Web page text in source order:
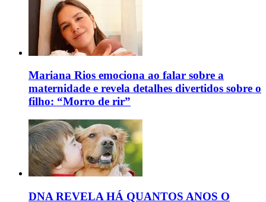
Mariana Rios emociona ao falar sobre a
maternidade e revela detalhes divertidos sobre o
filho: “Morro de rir”
DNA REVELA HÁ QUANTOS ANOS O